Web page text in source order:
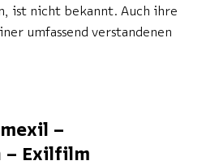
ist nicht bekannt. Auch ihre
umfassend verstandenen
–
– Exilfilm